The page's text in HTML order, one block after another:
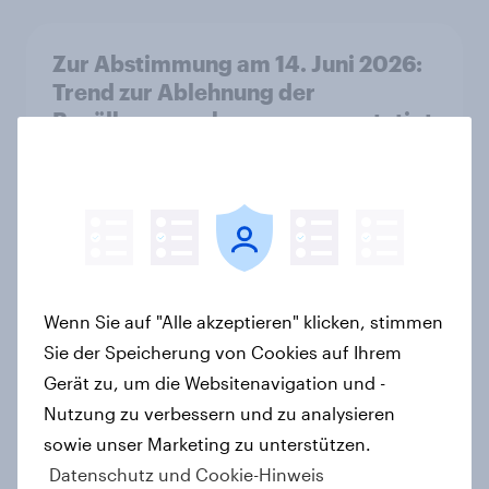
Zur Abstimmung am 14. Juni 2026:
Trend zur Ablehnung der
Bevölkerungsobergrenze verstetigt
Leichter Trend zum Nein zur
Einwanderungsbegrenzung –
Zivildienstgesetz ohne klare
Mehrheit, Zweifel an Notwendigkeit
der Vorlagen steigen
Artikel
Wenn Sie auf "Alle akzeptieren" klicken, stimmen
Sie der Speicherung von Cookies auf Ihrem
Gerät zu, um die Websitenavigation und -
Nutzung zu verbessern und zu analysieren
sowie unser Marketing zu unterstützen.
Datenschutz und Cookie-Hinweis